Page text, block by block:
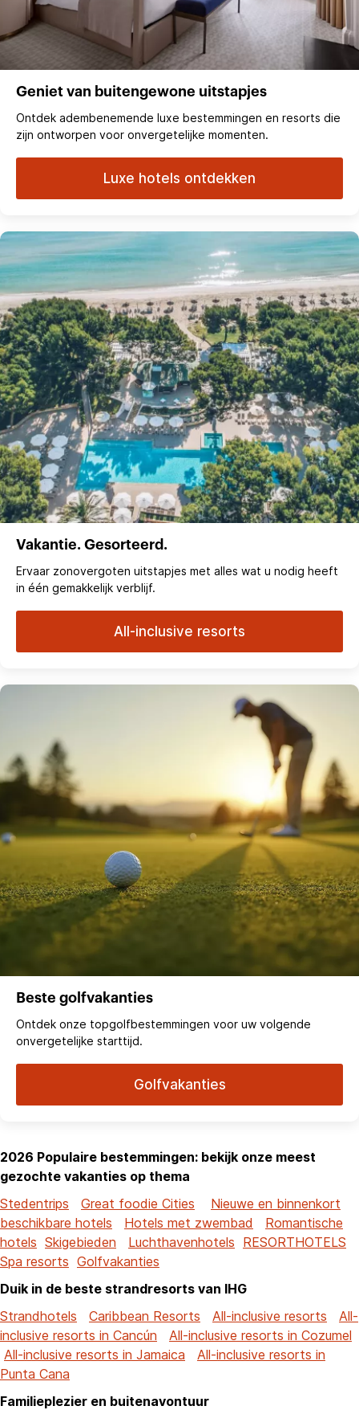
Geniet van buitengewone uitstapjes
Ontdek adembenemende luxe bestemmingen en resorts die
zijn ontworpen voor onvergetelijke momenten.
Luxe hotels ontdekken
Vakantie. Gesorteerd.
Ervaar zonovergoten uitstapjes met alles wat u nodig heeft
in één gemakkelijk verblijf.
All-inclusive resorts
Beste golfvakanties
Ontdek onze topgolfbestemmingen voor uw volgende
onvergetelijke starttijd.
Golfvakanties
2026 Populaire bestemmingen: bekijk onze meest
gezochte vakanties op thema
Stedentrips
Great foodie Cities
Nieuwe en binnenkort
beschikbare hotels
Hotels met zwembad
Romantische
hotels Skigebieden Luchthavenhotels RESORTHOTELS
Spa resorts Golfvakanties
Duik in de beste strandresorts van IHG
Strandhotels
Caribbean Resorts All-inclusive resorts
All-
inclusive resorts in Cancún
All-inclusive resorts in Cozumel
All-inclusive resorts in Jamaica
All-inclusive resorts in
Punta Cana
Familieplezier en buitenavontuur